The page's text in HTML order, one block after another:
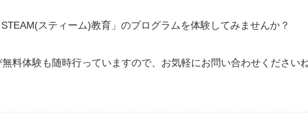
スティーム)教育」のプログラムを体験してみませんか？
料体験も随時行っていますので、お気軽にお問い合わせください